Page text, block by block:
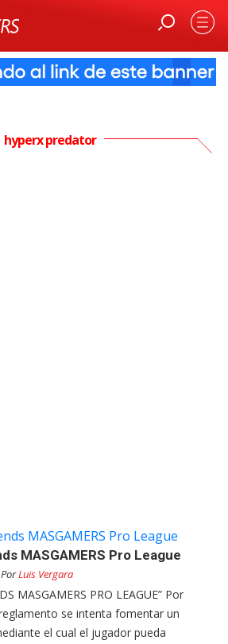
hyperx predator
MASGAMERS Pro League
PorLuis Vergara
MASGAMERS PRO LEAGUE” Por
se intenta fomentar un
el cual el jugador pueda